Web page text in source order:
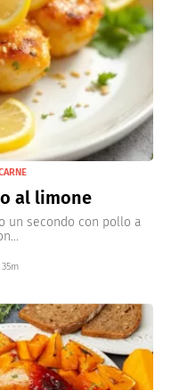
al limone
un secondo con pollo a